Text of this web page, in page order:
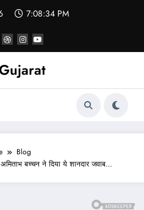
7:08:36 PM
Blog
बच्चन ने दिया ये शानदार जवाब…